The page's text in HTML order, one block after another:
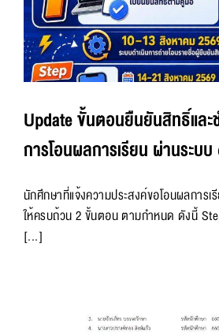
Update ขั้นตอนยืนยันสิทธิ์และ
การโอนผลการเรียน ผ่านระบ
นักศึกษาที่แจ้งความประสงค์ขอโอนผลการเ
ให้ครบถ้วน 2 ขั้นตอน ตามกำหนด ดังนี้
[...]